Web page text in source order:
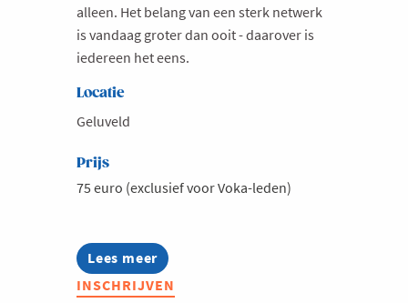
alleen. Het belang van een sterk netwerk
is vandaag groter dan ooit - daarover is
iedereen het eens.
Locatie
Geluveld
Prijs
75 euro (exclusief voor Voka-leden)
Lees meer
about
Voka
Connect
INSCHRIJVEN